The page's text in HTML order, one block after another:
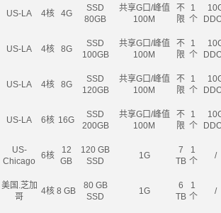
US-LA 4核 4G
SSD
80GB
共享G口/峰值
100M
不
限
1
个
US-LA 4核 8G
SSD
100GB
共享G口/峰值
100M
不
限
1
个
US-LA 4核 8G
SSD
120GB
共享G口/峰值
100M
不
限
1
个
US-LA 6核 16G
SSD
200GB
共享G口/峰值
100M
不
限
1
个
US-
Chicago
6核
12
GB
120 GB
SSD
1G
7
TB
1
个
/
美国.芝加
哥
4核 8 GB
80 GB
SSD
1G
6
TB
1
个
/